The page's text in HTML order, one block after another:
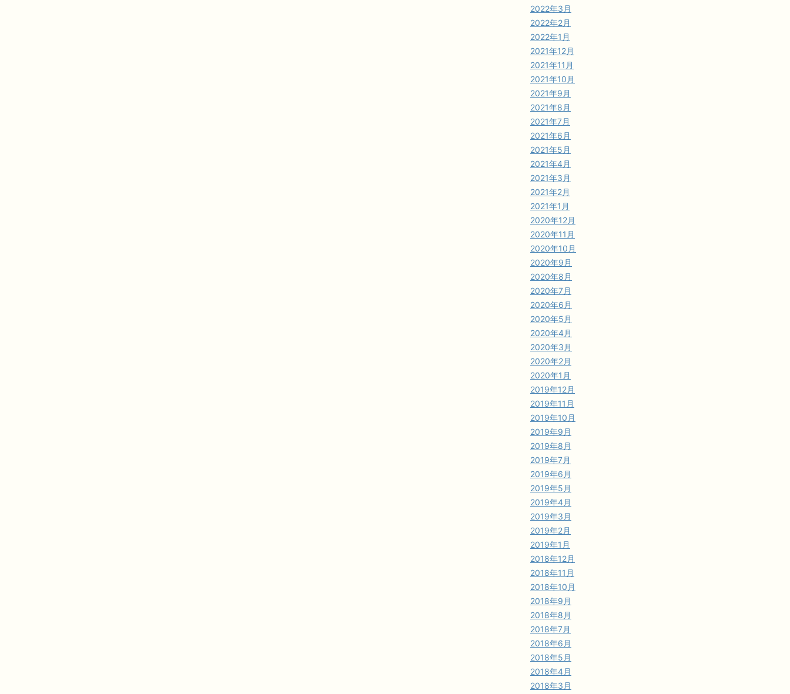
2022年3月
2022年2月
2022年1月
2021年12月
2021年11月
2021年10月
2021年9月
2021年8月
2021年7月
2021年6月
2021年5月
2021年4月
2021年3月
2021年2月
2021年1月
2020年12月
2020年11月
2020年10月
2020年9月
2020年8月
2020年7月
2020年6月
2020年5月
2020年4月
2020年3月
2020年2月
2020年1月
2019年12月
2019年11月
2019年10月
2019年9月
2019年8月
2019年7月
2019年6月
2019年5月
2019年4月
2019年3月
2019年2月
2019年1月
2018年12月
2018年11月
2018年10月
2018年9月
2018年8月
2018年7月
2018年6月
2018年5月
2018年4月
2018年3月